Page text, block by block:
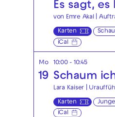
Es sagt,
von Emre Akal |
Karten
iCal
Mo
19
10:00 - 10:45
Schaum
Lara Kaiser |
Karten
iCal